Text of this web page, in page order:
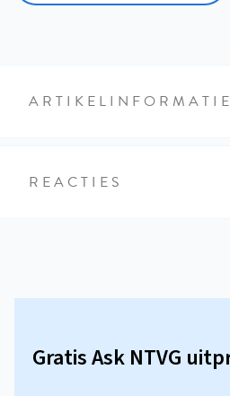
ARTIKELINFORMATIE
REACTIES
Gratis Ask NTVG